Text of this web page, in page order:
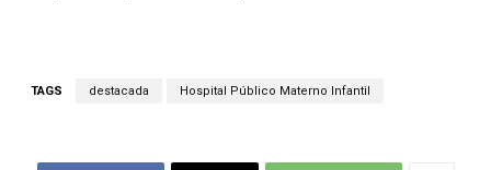
TAGS destacada Hospital Público Materno Infantil